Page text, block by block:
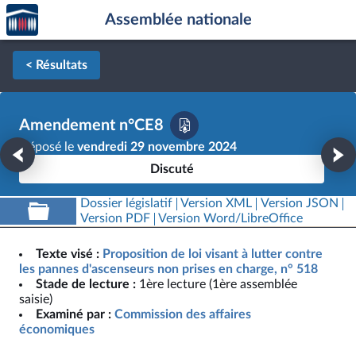
Aller au contenu
Aller en bas de la page
Accèder
à la
page
d'accueil
Assemblée nationale
< Résultats
Amendement n°CE8
Déposé le vendredi 29 novembre 2024
Discuté
Dossier législatif Version XML
Version JSON
Version PDF
Version Word/LibreOffice
Texte visé : Proposition de loi visant à lutter contre
les pannes d'ascenseurs non prises en charge, n° 518
Stade de lecture : 1ère lecture (1ère assemblée
saisie)
Examiné par : Commission des affaires
économiques